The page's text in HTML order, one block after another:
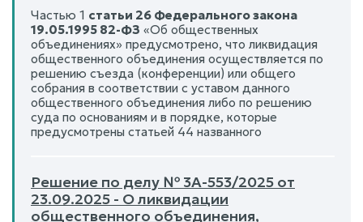
Частью 1 статьи 26 Федерального закона
19.05.1995 82-ФЗ «Об общественных
объединениях» предусмотрено, что ликвидация
общественного объединения осуществляется по
решению съезда (конференции) или общего
собрания в соответствии с уставом данного
общественного объединения либо по решению
суда по основаниям и в порядке, которые
предусмотрены статьей 44 названного
Решение по делу № 3А-553/2025 от
23.09.2025 - О ликвидации
общественного объединения,